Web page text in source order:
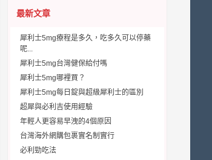
最新文章
犀利士5mg療程是多久，吃多久可以停藥
呢...
犀利士5mg台灣健保給付嗎
犀利士5mg哪裡買？
犀利士5mg每日錠與超級犀利士的區別
超犀與必利吉使用經驗
年輕人更容易早洩的4個原因
台灣海外網購包裹實名制實行
必利勁吃法